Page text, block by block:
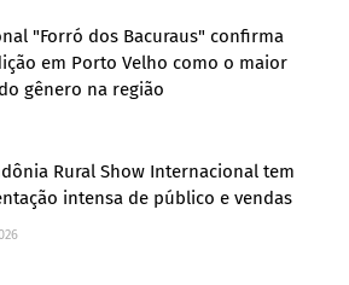
"Forró dos Bacuraus" confirma
em Porto Velho como o maior
gênero na região
Rural Show Internacional tem
intensa de público e vendas